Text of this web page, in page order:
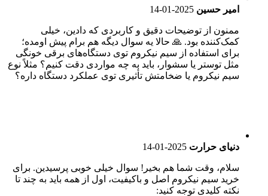
امیر حسین 2025-01-14
ممنون از توضیحات دقیق و کاربردی که دادین، خیلی
کمک‌کننده بود. 🙏 حالا یه سوال دیگه هم برام پیش اومده؛
برای استفاده از سیم نیکروم توی دستگاه‌های برقی خونگی
مثل توستر یا سشوار، باید به چه مواردی دقت کنیم؟ مثلاً نوع
سیم نیکروم یا ضخامتش تأثیری توی عملکرد دستگاه داره؟
دنیای حرارت 2025-01-14
سلام، وقت شما هم بخیر! سوال خیلی خوبی پرسیدین. برای
خرید سیم نیکروم اصل و باکیفیت، اول از همه باید به چند تا
نکته کلیدی توجه کنید: